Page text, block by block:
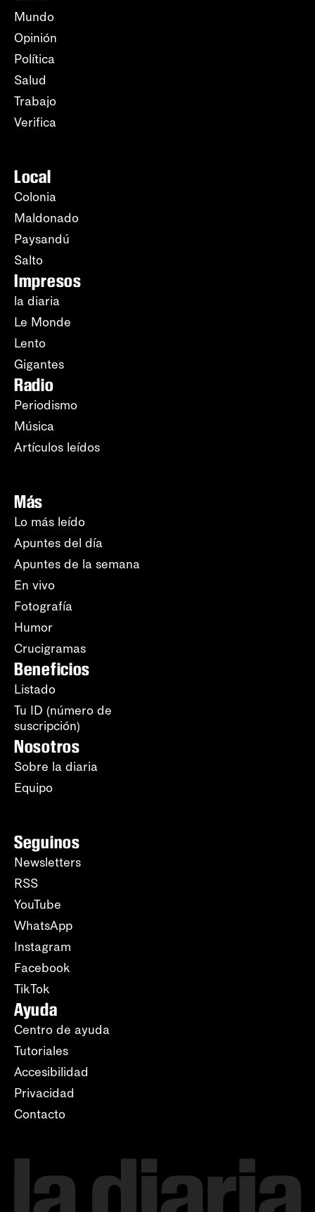
Mundo
Opinión
Política
Salud
Trabajo
Verifica
Local
Colonia
Maldonado
Paysandú
Salto
Impresos
la diaria
Le Monde
Lento
Gigantes
Radio
Periodismo
Música
Artículos leídos
Más
Lo más leído
Apuntes del día
Apuntes de la semana
En vivo
Fotografía
Humor
Crucigramas
Beneficios
Listado
Tu ID (número de
suscripción)
Nosotros
Sobre la diaria
Equipo
Seguinos
Newsletters
RSS
YouTube
WhatsApp
Instagram
Facebook
TikTok
Ayuda
Centro de ayuda
Tutoriales
Accesibilidad
Privacidad
Contacto